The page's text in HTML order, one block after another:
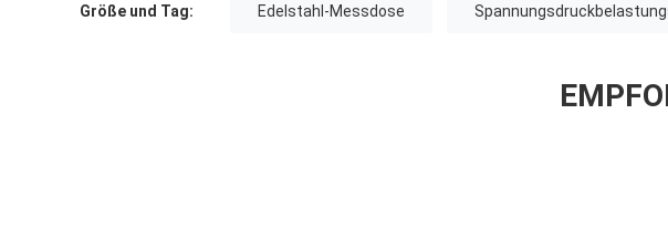
Größe und Tag: Edelstahl-Messdose